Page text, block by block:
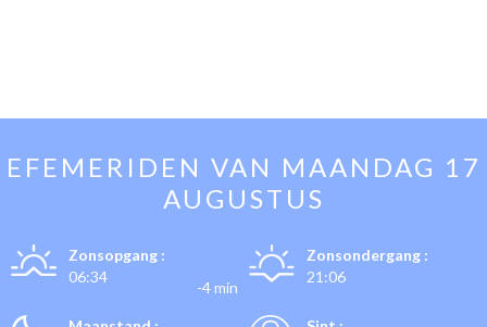
EFEMERIDEN VAN MAANDAG 17
AUGUSTUS
Zonsopgang :
06:34
-4 min
Zonsondergang :
21:06